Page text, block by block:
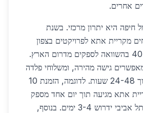
אחרים.
חיפה היא יתרון מרכזי. בשנת
מקריית אתא לפרויקטים בצפון
ובמרכז קצרים ב-40% בהשוואה לספקים מדרום הארץ.
79 וכביש 6 מאפשרים גישה מהירה, ומשלוחי פלדה
כבדה מתבצעים בתוך 24-48 שעות. לדוגמה, הזמנת 10
אתא מגיעה תוך יום אחד מספק
מקומי, בעוד מספק תל אביבי ידרוש 3-4 ימים. בנוסף,